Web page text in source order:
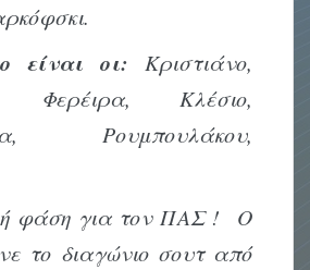
είναι οι: Κριστιάνο,
Φερέιρα, Κλέσιο,
Ρουμπουλάκου,
φάση για τον ΠΑΣ ! Ο
το διαγώνιο σουτ από